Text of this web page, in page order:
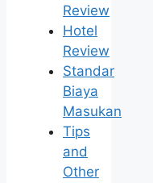
Review
Hotel
Review
Standar
Biaya
Masukan
Tips
and
Other